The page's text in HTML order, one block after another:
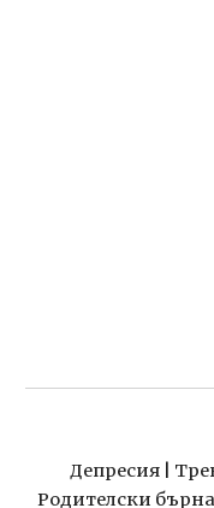
Депресия |
Родителски